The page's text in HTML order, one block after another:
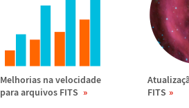
Melhorias na velocidade
para arquivos FITS
Atualizaç
FITS